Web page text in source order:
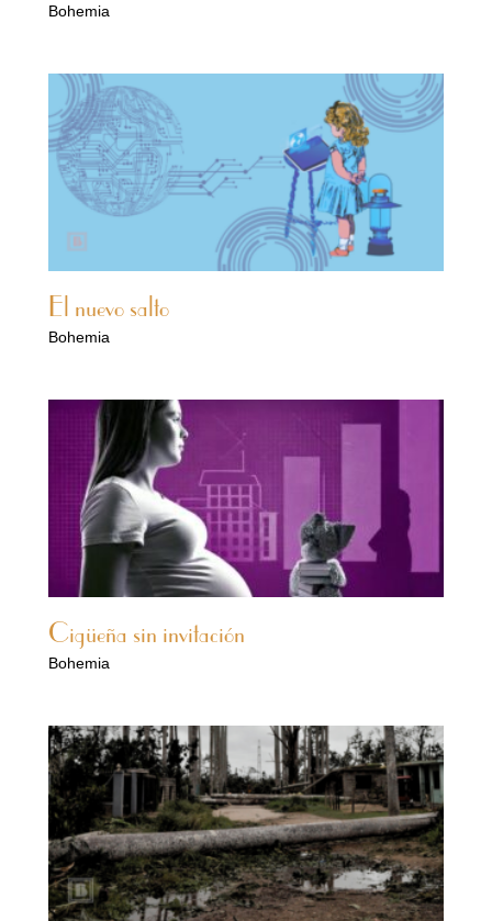
Bohemia
El nuevo salto
Bohemia
Cigüeña sin invitación
Bohemia